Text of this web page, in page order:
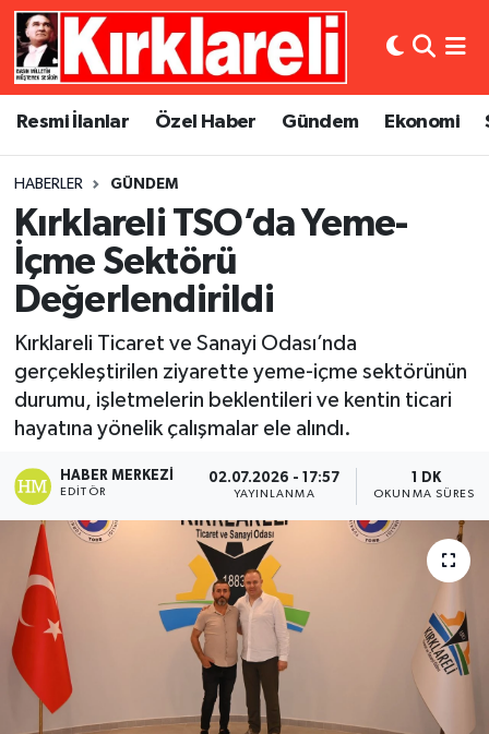
Resmi İlanlar Özel Haber Gündem Ekonomi
HABERLER GÜNDEM
Kırklareli TSO’da Yeme-
İçme Sektörü
Değerlendirildi
Kırklareli Ticaret ve Sanayi Odası’nda
gerçekleştirilen ziyarette yeme-içme sektörünün
durumu, işletmelerin beklentileri ve kentin ticari
hayatına yönelik çalışmalar ele alındı.
HABER MERKEZI
EDITÖR
02.07.2026 - 17:57
YAYINLANMA
1 DK
OKUNMA SÜRESI
Resmi İlanlar
Gündem
Ekonomi
Siyaset
Spor
Asayiş
Dünya
Eğitim
Kültür Sanat
Magazin
Medya
Sağlık
Künye
Gizlilik Sözleşmesi
Merkez Nöbetçi Eczaneler
Merkez Trafik Yoğunluk Haritası
Süper Lig Puan Durumu ve Fikstür
Tüm Manşetler
Son Dakika Haberleri
Haber Arşivi